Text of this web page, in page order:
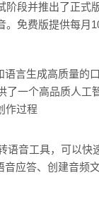
段并推出了正式
免费版提供每月
言生成高质量的
一个高品质人
作过程
音工具，可以
应答、创建音频